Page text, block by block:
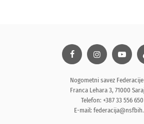
Nogometni savez
Franca Lehara 3, 71000
Telefon: +387 33 556 650
E-mail: